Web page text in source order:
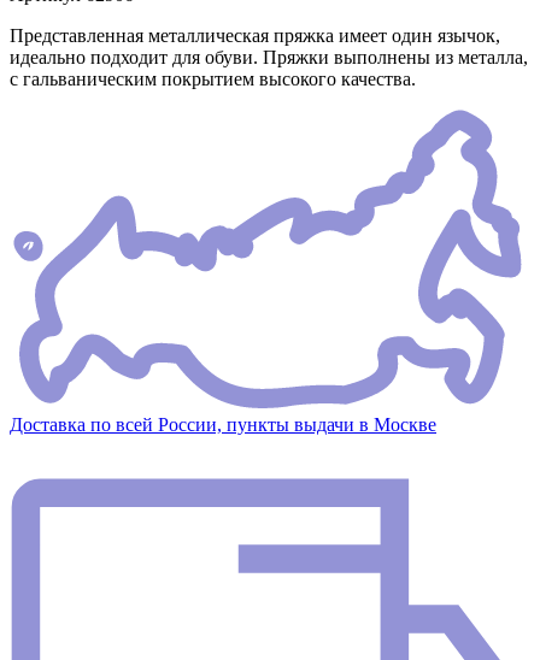
Представленная металлическая пряжка имеет один язычок,
идеально подходит для обуви. Пряжки выполнены из металла,
с гальваническим покрытием высокого качества.
Доставка по всей России, пункты выдачи в Москве